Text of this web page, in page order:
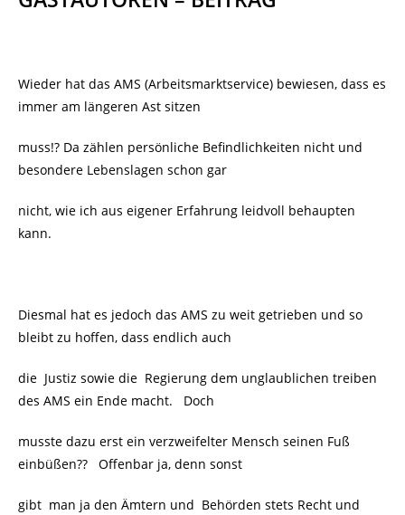
Wieder hat das AMS (Arbeitsmarktservice) bewiesen, dass es
immer am längeren Ast sitzen
muss!? Da zählen persönliche Befindlichkeiten nicht und
besondere Lebenslagen schon gar
nicht, wie ich aus eigener Erfahrung leidvoll behaupten
kann.
Diesmal hat es jedoch das AMS zu weit getrieben und so
bleibt zu hoffen, dass endlich auch
die Justiz sowie die Regierung dem unglaublichen treiben
des AMS ein Ende macht. Doch
musste dazu erst ein verzweifelter Mensch seinen Fuß
einbüßen?? Offenbar ja, denn sonst
gibt man ja den Ämtern und Behörden stets Recht und